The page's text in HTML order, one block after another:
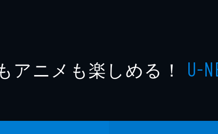
アニメも楽しめる！ U-